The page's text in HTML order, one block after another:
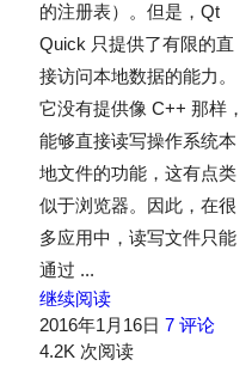
的注册表）。但是，Qt
Quick 只提供了有限的直
接访问本地数据的能力。
它没有提供像 C++ 那样，
能够直接读写操作系统本
地文件的功能，这有点类
似于浏览器。因此，在很
多应用中，读写文件只能
通过 ...
继续阅读
2016年1月16日 7 评论
4.2K 次阅读